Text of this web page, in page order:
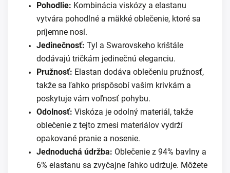
Pohodlie: Kombinácia viskózy a elastanu
vytvára pohodlné a mäkké oblečenie, ktoré sa
príjemne nosí.
Jedinečnosť: Tyl a Swarovskeho krištále
dodávajú tričkám jedinečnú eleganciu.
Pružnosť: Elastan dodáva oblečeniu pružnosť,
takže sa ľahko prispôsobí vašim krivkám a
poskytuje vám voľnosť pohybu.
Odolnosť: Viskóza je odolný materiál, takže
oblečenie z tejto zmesi materiálov vydrží
opakované pranie a nosenie.
Jednoduchá údržba: Oblečenie z 94% bavlny a
6% elastanu sa zvyčajne ľahko udržuje. Môžete